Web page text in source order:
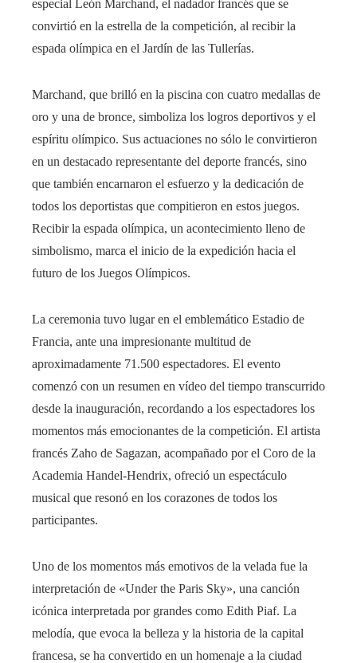
especial León Marchand, el nadador francés que se
convirtió en la estrella de la competición, al recibir la
espada olímpica en el Jardín de las Tullerías.
Marchand, que brilló en la piscina con cuatro medallas de
oro y una de bronce, simboliza los logros deportivos y el
espíritu olímpico. Sus actuaciones no sólo le convirtieron
en un destacado representante del deporte francés, sino
que también encarnaron el esfuerzo y la dedicación de
todos los deportistas que compitieron en estos juegos.
Recibir la espada olímpica, un acontecimiento lleno de
simbolismo, marca el inicio de la expedición hacia el
futuro de los Juegos Olímpicos.
La ceremonia tuvo lugar en el emblemático Estadio de
Francia, ante una impresionante multitud de
aproximadamente 71.500 espectadores. El evento
comenzó con un resumen en vídeo del tiempo transcurrido
desde la inauguración, recordando a los espectadores los
momentos más emocionantes de la competición. El artista
francés Zaho de Sagazan, acompañado por el Coro de la
Academia Handel-Hendrix, ofreció un espectáculo
musical que resonó en los corazones de todos los
participantes.
Uno de los momentos más emotivos de la velada fue la
interpretación de «Under the Paris Sky», una canción
icónica interpretada por grandes como Edith Piaf. La
melodía, que evoca la belleza y la historia de la capital
francesa, se ha convertido en un homenaje a la ciudad